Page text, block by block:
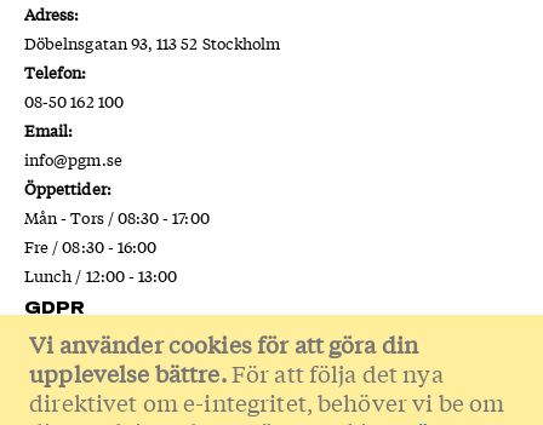
Vi använder cookies för att göra din
upplevelse bättre.För att följa det nya
direktivet om e-integritet, behöver vi be om
Adress:
Döbelnsgatan 93, 113 52 Stockholm
Telefon:
08-50 162 100
Email:
info@pgm.se
Öppettider:
Mån - Tors / 08:30 - 17:00
Fre / 08:30 - 16:00
Lunch / 12:00 - 13:00
GDPR
Läs mer om hur vi hanterar dina personuppgifter enligt GDPR.
Klicka här